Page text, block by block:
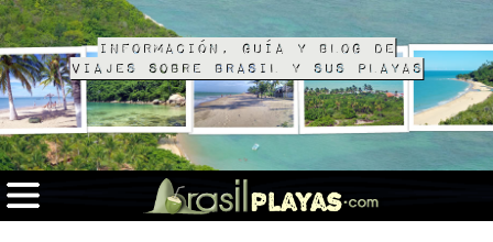
Información, guía y blog de
viajes sobre Brasil y sus playas